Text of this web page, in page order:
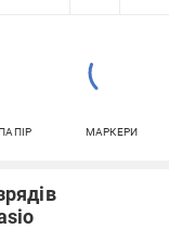
МАРКЕРИ